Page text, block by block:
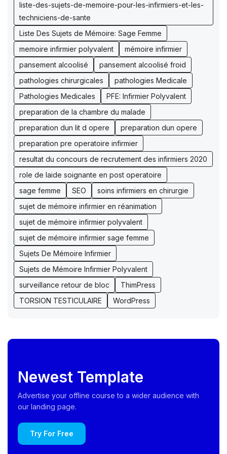
liste-des-sujets-de-memoire-pour-les-infirmiers-et-les-
techniciens-de-sante
Liste Des Sujets de Mémoire: Sage Femme
memoire infirmier polyvalent
mémoire infirmier
pansement alcoolisé
pansement alcoolisé froid
pathologies chirurgicales
pathologies Medicale
Pathologies Medicales
PFE: Infirmier Polyvalent
preparation de la chambre du malade
preparation dun lit d opere
preparation dun opere
preparation pre operatoire infirmier
resultat du concours de recrutement des infirmiers 2020
role de laide soignante en post operatoire
sage femme
SEO
soins infirmiers en chirurgie
sujet de mémoire infirmier en réanimation
sujet de mémoire infirmier polyvalent
sujet de mémoire infirmier sage femme
Sujets De Mémoire Infirmier
Sujets de Mémoire Infirmier Polyvalent
surveillance retour de bloc
ThimPress
TORSION TESTICULAIRE
WordPress
Newest Template
Advertise your offline course to a wider audience with
our landing page.
Try For Free